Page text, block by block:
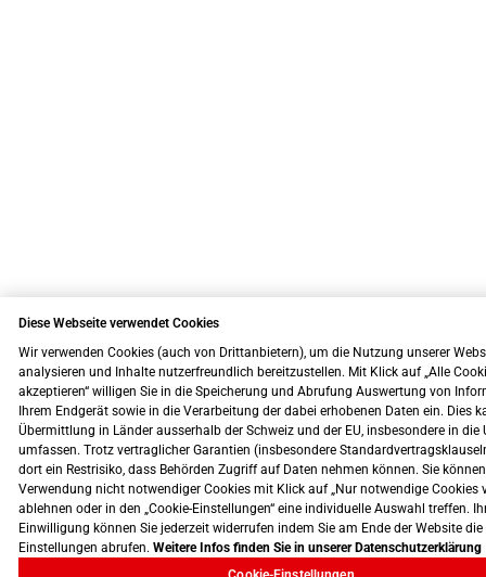
Diese Webseite verwendet Cookies
Wir verwenden Cookies (auch von Drittanbietern), um die Nutzung unserer
analysieren und Inhalte nutzerfreundlich bereitzustellen. Mit Klick auf „Alle
akzeptieren“ willigen Sie in die Speicherung und Abrufung Auswertung von
Ihrem Endgerät sowie in die Verarbeitung der dabei erhobenen Daten ein. Dies
Übermittlung in Länder ausserhalb der Schweiz und der EU, insbesondere in die
umfassen. Trotz vertraglicher Garantien (insbesondere
dort ein Restrisiko, dass Behörden Zugriff auf Daten nehmen können. Sie
Verwendung nicht notwendiger Cookies mit Klick auf „Nur notwendige Cookies
ablehnen oder in den „Cookie-Einstellungen“ eine individuelle Auswahl treffen.
Einwilligung können Sie jederzeit widerrufen indem Sie am Ende der Website die
Einstellungen abrufen. Weitere Infos finden Sie in unserer Datenschutzerklärung